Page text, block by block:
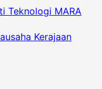
Teknologi MARA
Kerajaan